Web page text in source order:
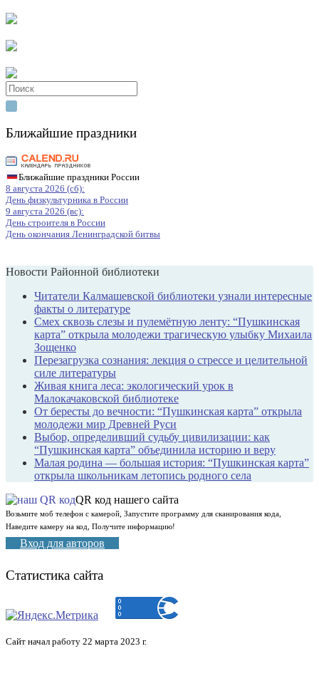
Search
for:
Ближайшие праздники
Ближайшие праздники России
8 августа 2026 (сб):
День физкультурника в России
9 августа 2026 (вс):
День строителя в России
День окончания Ленинградской битвы
Новости Районной библиотеки
Читатели Калмашевской библиотеки узнали интересные
факты о литературе
Смех сквозь слезы и пулемётную ленту: “Пушкинская
карта” открыла молодежи трагическую улыбку Михаила
Зощенко
Перезагрузка сознания: лекция о стрессе и целительной
силе литературы
Живая книга леса: экологический урок в
Малокачаковской библиотеке
От бересты до вечности: “Пушкинская карта” открыла
молодежи мир Древней Руси
Выбор, определивший судьбу цивилизации: как
“Пушкинская карта” объединила историю и веру
Малая родина — большая история: “Пушкинская карта”
открыла школьникам летопись родного села
QR код нашего сайта
Возьмите моб телефон с камерой, Запустите программу для сканирования кода,
Наведите камеру на код, Получите информацию!
Вход для авторов
Статистика сайта
Сайт начал работу 22 марта 2023 г.